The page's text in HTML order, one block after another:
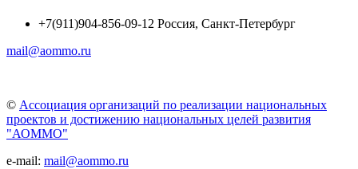
+7(911)904-856-09-12 Россия, Санкт-Петербург
mail@aommo.ru
© Ассоциация организаций по реализации национальных
проектов и достижению национальных целей развития
"АОММО"
e-mail: mail@aommo.ru